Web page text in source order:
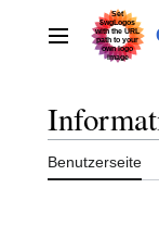
springenHauptmenü
Benutzerseite